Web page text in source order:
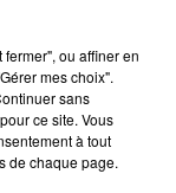
ou affiner en
mes choix".
sans
ce site. Vous
à tout
de chaque page.